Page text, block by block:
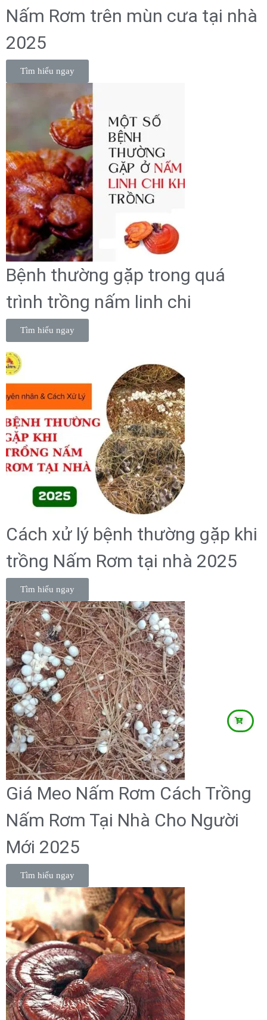
Nấm Rơm trên mùn cưa tại nhà
2025
Tìm hiểu ngay
Bệnh thường gặp trong quá
trình trồng nấm linh chi
Tìm hiểu ngay
Cách xử lý bệnh thường gặp khi
trồng Nấm Rơm tại nhà 2025
Tìm hiểu ngay
Giá Meo Nấm Rơm Cách Trồng
Nấm Rơm Tại Nhà Cho Người
Mới 2025
Tìm hiểu ngay